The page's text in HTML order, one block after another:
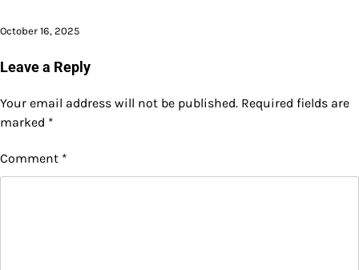
October 16, 2025
Leave a Reply
Your email address will not be published. Required fields are
marked *
Comment *